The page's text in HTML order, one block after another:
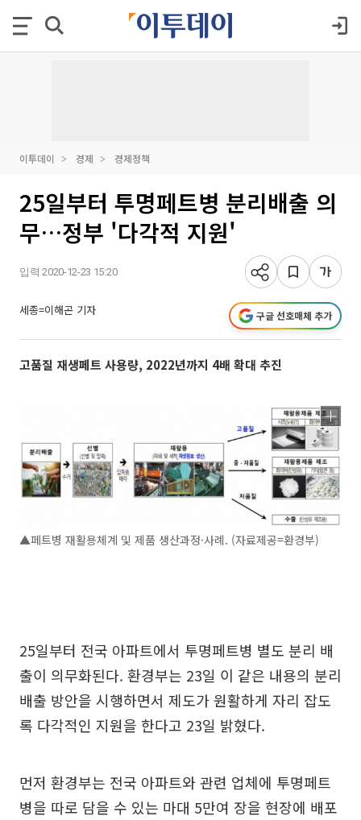
이투데이 경제 경제정책
25일부터 투명페트병 분리배출 의
무…정부 '다각적 지원'
입력 2020-12-23 15:20
세종=이해곤 기자 구글 선호매체 추가
고품질 재생페트 사용량, 2022년까지 4배 확대 추진
▲페트병 재활용체계 및 제품 생산과정·사례. (자료제공=환경부)
25일부터 전국 아파트에서 투명페트병 별도 분리 배
출이 의무화된다. 환경부는 23일 이 같은 내용의 분리
배출 방안을 시행하면서 제도가 원활하게 자리 잡도
록 다각적인 지원을 한다고 23일 밝혔다.
먼저 환경부는 전국 아파트와 관련 업체에 투명페트
병을 따로 담을 수 있는 마대 5만여 장을 현장에 배포